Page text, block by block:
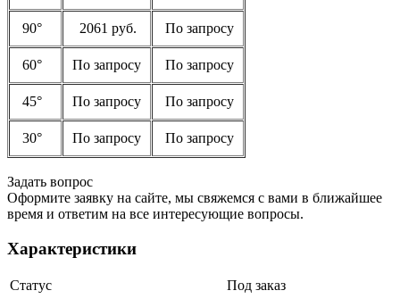
90° 2061 руб. По запросу
60° По запросу По запросу
45° По запросу По запросу
30° По запросу По запросу
Задать вопрос
Оформите заявку на сайте, мы свяжемся с вами в ближайшее
время и ответим на все интересующие вопросы.
Характеристики
Статус
Под заказ